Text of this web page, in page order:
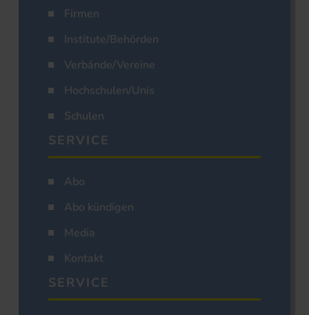
Firmen
Institute/Behörden
Verbände/Vereine
Hochschulen/Unis
Schulen
SERVICE
Abo
Abo kündigen
Media
Kontakt
SERVICE